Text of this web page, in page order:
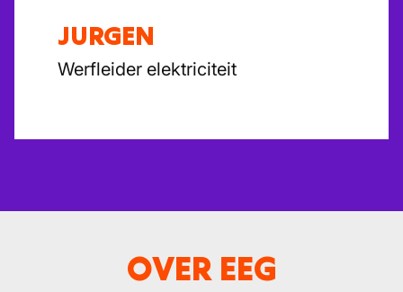
JURGEN
Werfleider elektriciteit
OVER EEG